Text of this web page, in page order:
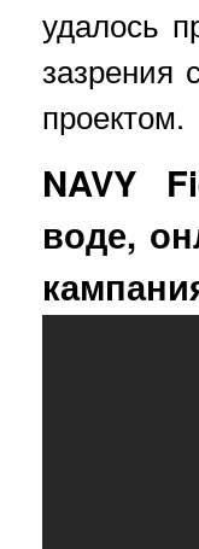
удалось
зазрения
проектом.
NAVY
воде,